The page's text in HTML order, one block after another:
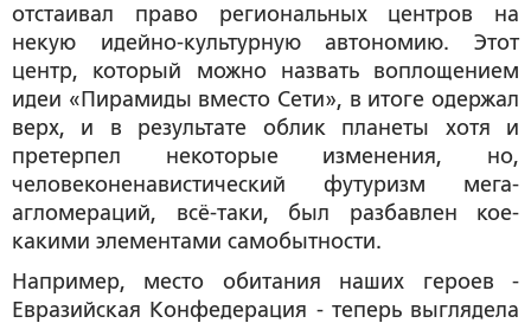
отстаивал право региональных центров на
некую идейно-культурную автономию. Этот
центр, который можно назвать воплощением
идеи «Пирамиды вместо Сети», в итоге одержал
верх, и в результате облик планеты хотя и
претерпел некоторые изменения, но,
человеконенавистический футуризм мега-
агломераций, всё-таки, был разбавлен кое-
какими элементами самобытности.
Например, место обитания наших героев -
Евразийская Конфедерация - теперь выглядела